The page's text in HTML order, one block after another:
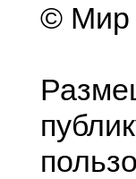
© Мир